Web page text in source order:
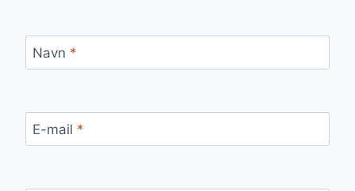
Navn *
E-mail *